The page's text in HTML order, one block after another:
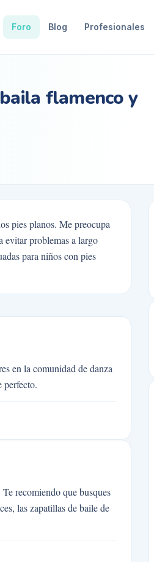
Foro Blog Profesionales
flamenco y
pies planos. Me preocupa
evitar problemas a largo
para niños con pies
en la comunidad de danza
perfecto.
recomiendo que busques
las zapatillas de baile de